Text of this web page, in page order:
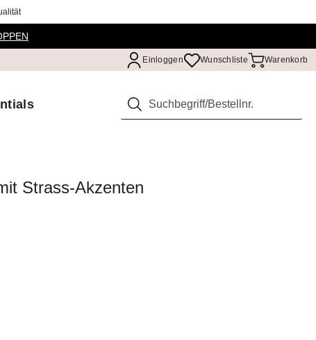
Einloggen Wunschliste Warenkorb
Suchen
Strass-Akzenten